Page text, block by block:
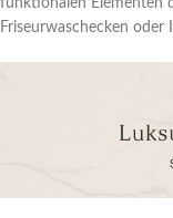
funktionalen Elementen
Friseurwaschecken oder